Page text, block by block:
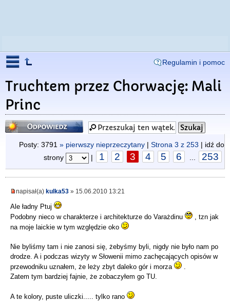
Regulamin i pomoc
Truchtem przez Chorwację: Mali
Princ
Odpowiedz
Posty: 3791 » pierwszy nieprzeczytany | Strona 3 z 253 | idź do
strony
| 1 2 3 4 5 6 253
napisał(a) kulka53 » 15.06.2010 13:21
Ale ładny Ptuj
Podobny nieco w charakterze i architekturze do Varażdinu
, tzn jak
na moje laickie w tym względzie oko
Nie byliśmy tam i nie zanosi się, żebyśmy byli, nigdy nie było nam po
drodze. A i podczas wizyty w Słowenii mimo zachęcających opisów w
przewodniku uznałem, że leży zbyt daleko gór i morza
.
Zatem tym bardziej fajnie, że zobaczyłem go TU.
A te kolory, puste uliczki..... tylko rano